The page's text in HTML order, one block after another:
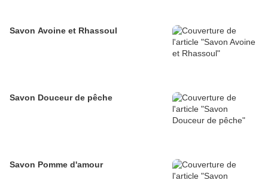
Savon Avoine et Rhassoul
Savon Douceur de pêche
Savon Pomme d'amour